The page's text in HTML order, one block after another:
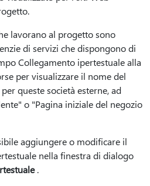
lavorano al progetto sono
di servizi che dispongono di
Collegamento ipertestuale alla
per visualizzare il nome del
queste società esterne, ad
o "Pagina iniziale del negozio
aggiungere o modificare il
nella finestra di dialogo
.